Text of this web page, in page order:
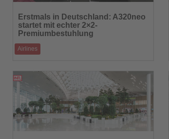
Sie
die
Nachrichten
Erstmals in Deutschland: A320neo
startet mit echter 2×2-
Premiumbestuhlung
Airlines
Premium BIZ Seat auf der Strecke Berlin�